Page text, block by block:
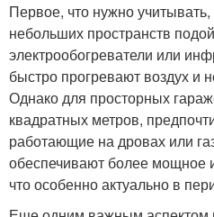
Первое, что нужно
небольших пространств
электрообогреватели или
быстро прогревают воздух и
Однако для просторных
квадратных метров,
работающие на дровах или
обеспечивают более мощное
что особенно актуально в